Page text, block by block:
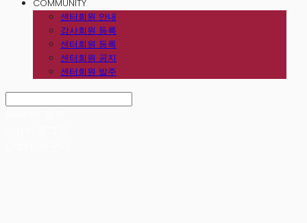
COMMUNITY
센터회원 안내
강사회원 등록
센터회원 등록
센터회원 공지
센터회원 발주